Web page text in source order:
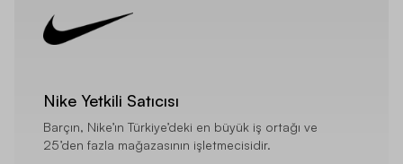
Nike Yetkili Satıcısı
Barçın, Nike’ın Türkiye’deki en büyük iş ortağı ve
25’den fazla mağazasının işletmecisidir.